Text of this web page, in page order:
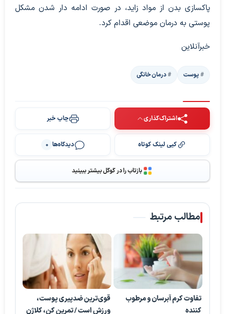
پاکسازی بدن از مواد زاید، در صورت ادامه دار شدن مشکل
پوستی به درمان موضعی اقدام کرد.
خبرآنلاین
پوست درمان خانگی
اشتراک‌گذاری چاپ خبر
کپی لینک کوتاه دیدگاه‌ها 0
بازتاب را در گوگل بیشتر ببینید
مطالب مرتبط
تفاوت کرم آبرسان و مرطوب
کننده
قوی‌ترین ضدپیری پوست،
ورزش است / تمرین کن، کلاژن